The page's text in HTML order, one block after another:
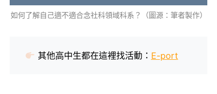
如何了解自己適不適合念社科領域科系？（圖源：筆者製作）
其他高中生都在這裡找活動： E-port